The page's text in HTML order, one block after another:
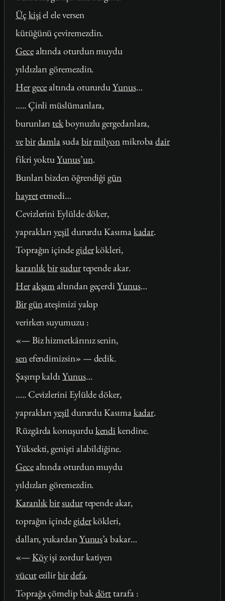
Üç kişiel ele versen
kütüğünü çeviremezdin.
Gecealtında oturdun muydu
yıldızları göremezdin.
Hergecealtında otururduYunus…
….. Çinli müslümanlara,
burunları tekboynuzlu gergedanlara,
vebirdamlasudabirmilyonmikrobadair
fikri yoktuYunus’un.
Bunları bizden öğrendiğigün
hayretetmedi…
Cevizlerini Eylülde döker,
yapraklarıyeşil dururdu Kasımakadar.
Toprağın içindegiderkökleri,
karanlıkbirsudurtepende akar.
Herakşamaltından geçerdi Yunus…
Birgünateşimizi yakıp
verirken suyumuzu :
«— Biz hizmetkârınız senin,
senefendimizsin» — dedik.
Şaşırıp kaldı Yunus…
….. Cevizlerini Eylülde döker,
yapraklarıyeşil dururdu Kasımakadar.
Rüzgârda konuşurdukendi kendine.
Yüksekti, genişti alabildiğine.
Gecealtında oturdun muydu
yıldızları göremezdin.
Karanlıkbirsudurtepende akar,
toprağın içindegiderkökleri,
dalları, yukardanYunus’a bakar…
«—Köyişi zordur katiyen
vücutezilirbirdefa.
Toprağa çömelip bakdört tarafa :